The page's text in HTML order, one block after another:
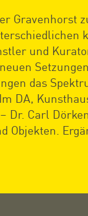
Gravenhorst
und
das
DA,
Dr. Carl
Objekten.